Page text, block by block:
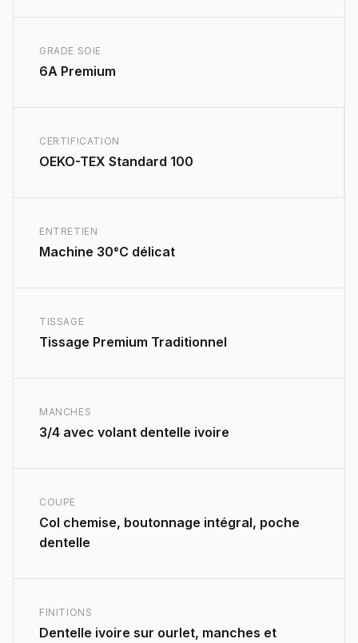
GRADE SOIE
6A Premium
CERTIFICATION
OEKO-TEX Standard 100
ENTRETIEN
Machine 30°C délicat
TISSAGE
Tissage Premium Traditionnel
MANCHES
3/4 avec volant dentelle ivoire
COUPE
Col chemise, boutonnage intégral, poche
dentelle
FINITIONS
Dentelle ivoire sur ourlet, manches et